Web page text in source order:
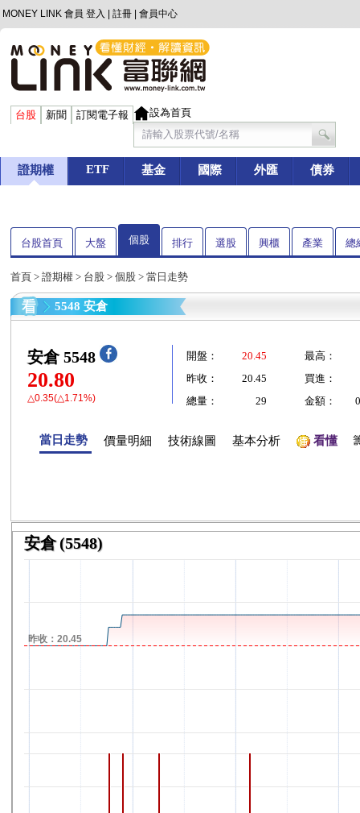
MONEY LINK 會員 登入 註冊 會員中心
台股 新聞 訂閱電子報 設為首頁
證期權 ETF 基金 國際 外匯 債券
台股首頁 大盤 個股 排行 選股 興櫃 產業 總
首頁 > 證期權 > 台股 > 個股 > 當日走勢
5548 安倉
安倉 5548
20.80
△0.35(△1.71%)
開盤： 20.45
最高：
昨收：
20.45
買進：
總量：
29 金額：
當日走勢 價量明細 技術線圖 基本分析 看懂